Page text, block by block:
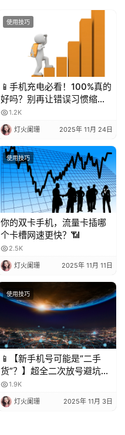
使用技巧
📱手机充电必看！100%真的
好吗？别再让错误习惯缩短
电池寿命！
1.2K
灯火阑珊 2025年 11月 24日
使用技巧
你的双卡手机，流量卡插哪
个卡槽网速更快？📶
2.5K
灯火阑珊 2025年 11月 11日
使用技巧
📱【新手机号可能是“二手
货”？】超全二次放号避坑指
南，附完美处理攻略！✨
1.9K
灯火阑珊 2025年 11月 3日